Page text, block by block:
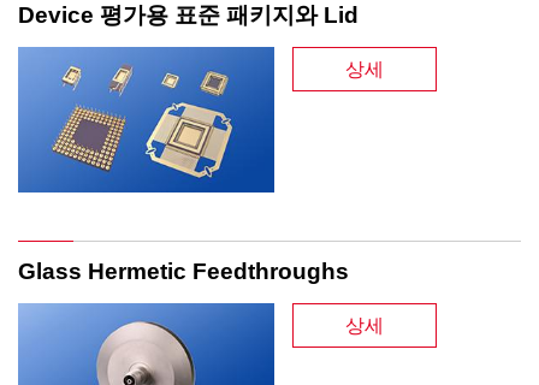
Device 평가용 표준 패키지와 Lid
상세
Glass Hermetic Feedthroughs
상세